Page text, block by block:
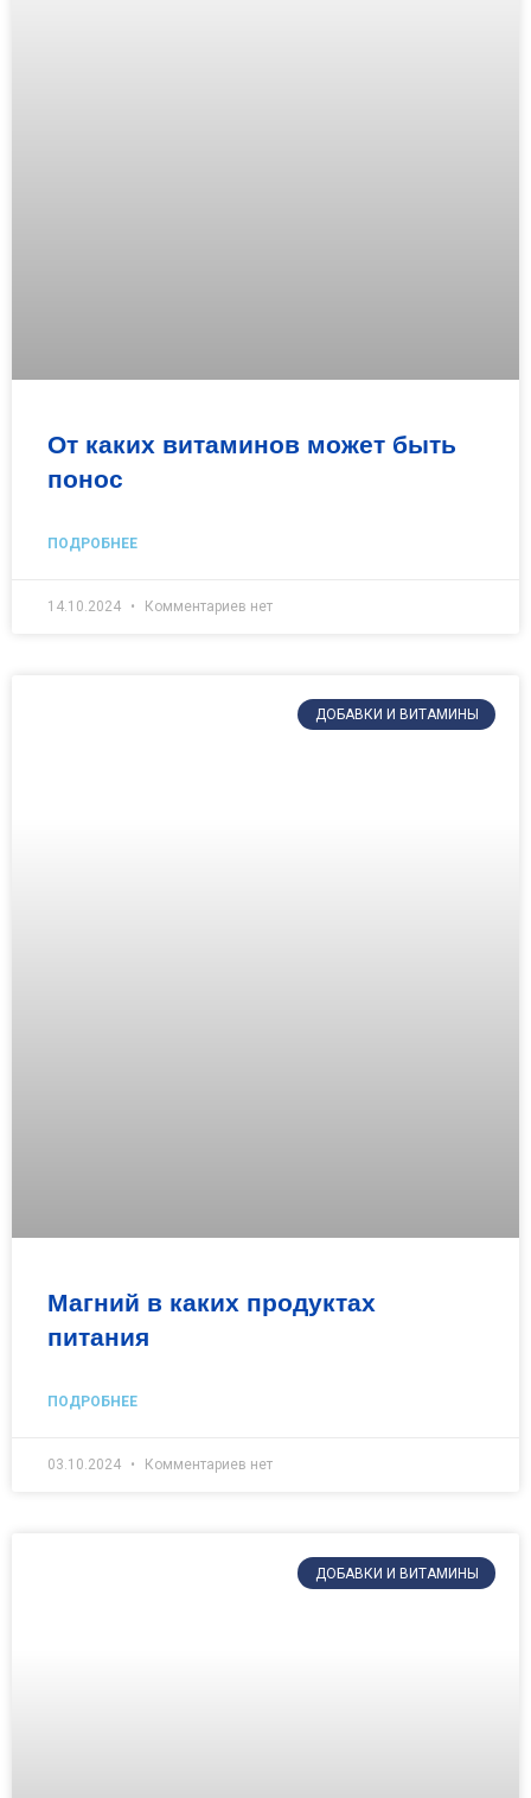
От каких витаминов может быть
понос
ПОДРОБНЕЕ
14.10.2024 Комментариев нет
ДОБАВКИ И ВИТАМИНЫ
Магний в каких продуктах
питания
ПОДРОБНЕЕ
03.10.2024 Комментариев нет
ДОБАВКИ И ВИТАМИНЫ